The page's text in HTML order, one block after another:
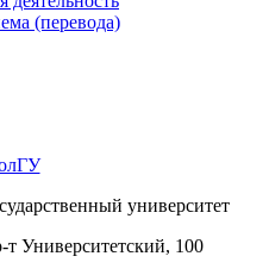
(перевода)
университет
т Университетский, 100